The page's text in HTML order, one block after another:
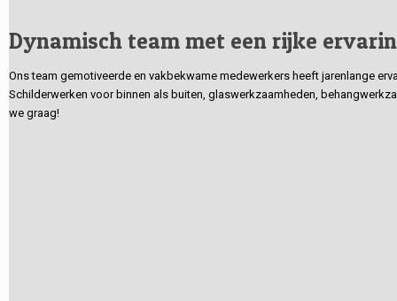
Dynamisch team met een rijke
Ons team gemotiveerde en vakbekwame medewerkers heeft jarenlange
Schilderwerken voor binnen als buiten, glaswerkzaamheden,
we graag!